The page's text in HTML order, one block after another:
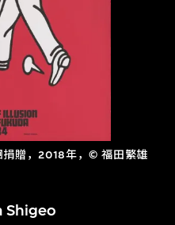
捐贈，2018年，© 福田繁雄
Shigeo
二十一世纪视觉